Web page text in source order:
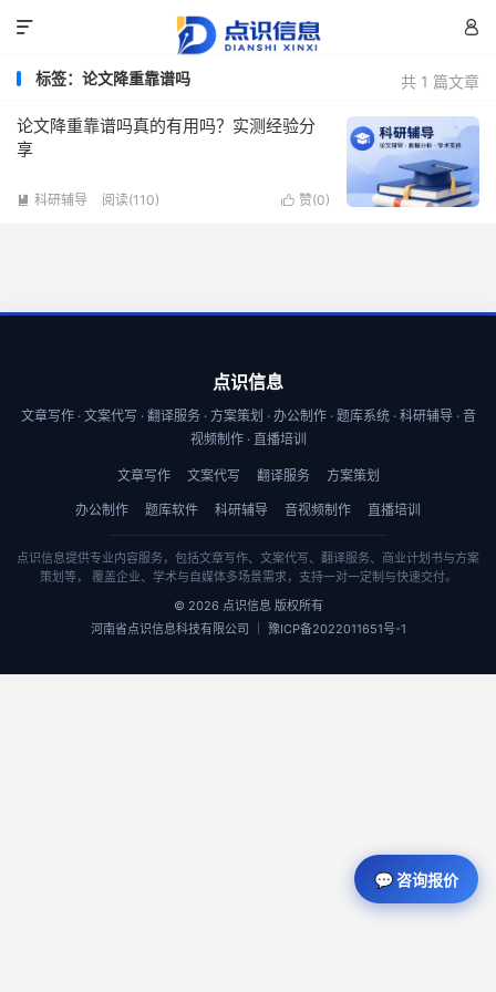


共 1 篇文章
标签：论文降重靠谱吗
论文降重靠谱吗真的有用吗？实测经验分
享
 赞(0)
 科研辅导 阅读(110)
点识信息
文章写作 · 文案代写 · 翻译服务 · 方案策划 · 办公制作 · 题库系统 · 科研辅导 · 音
视频制作 · 直播培训
文章写作 文案代写 翻译服务 方案策划
办公制作 题库软件 科研辅导 音视频制作 直播培训
点识信息提供专业内容服务，包括文章写作、文案代写、翻译服务、商业计划书与方案
策划等， 覆盖企业、学术与自媒体多场景需求，支持一对一定制与快速交付。
© 2026 点识信息 版权所有
河南省点识信息科技有限公司 ｜ 豫ICP备2022011651号-1
💬 咨询报价